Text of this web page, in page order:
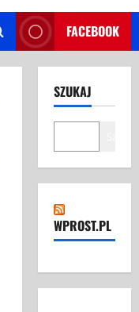
FACEBOOK
SZUKAJ
WPROST.PL